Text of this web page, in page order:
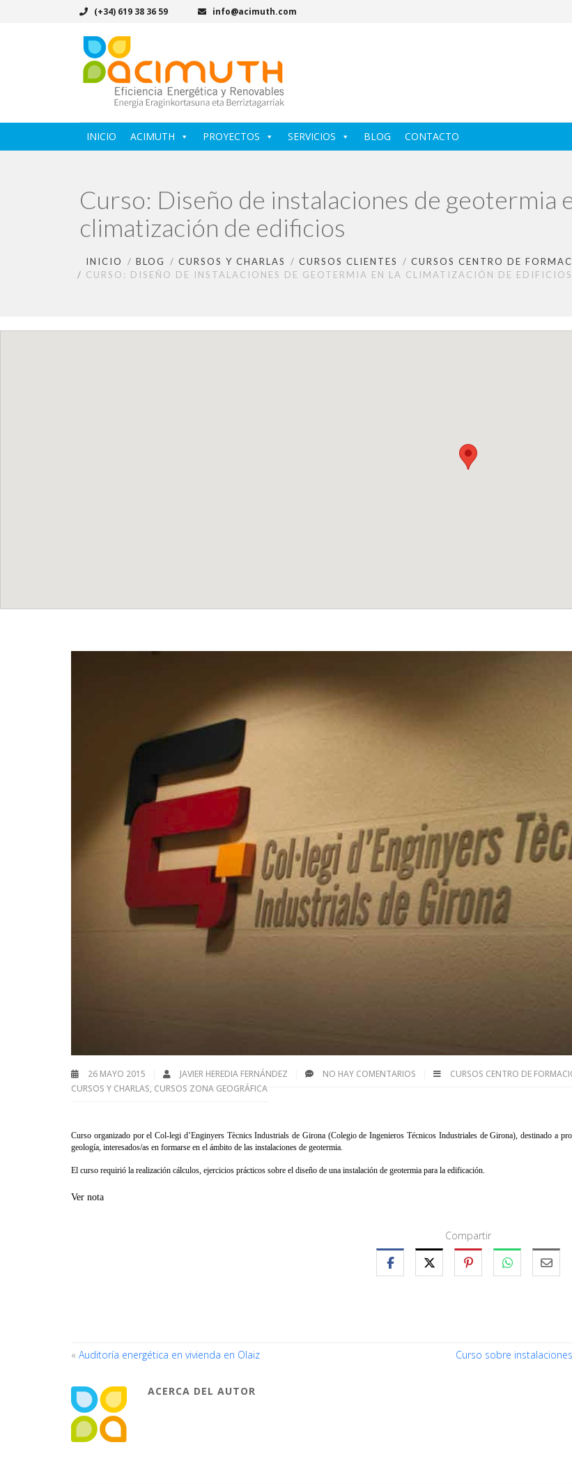
(+34) 619 38 36 59 info@acimuth.com
INICIO ACIMUTH PROYECTOS SERVICIOS BLOG CONTACTO
Curso: Diseño de instalaciones de geotermia
climatización de edificios
INICIO BLOG CURSOS Y CHARLAS CURSOS CLIENTES
CURSOS CENTRO DE
CURSO: DISEÑO DE INSTALACIONES DE GEOTERMIA EN LA CLIMATIZACIÓN DE EDIFICIOS
26 MAYO 2015 JAVIER HEREDIA FERNÁNDEZ NO HAY COMENTARIOS CURSOS CENTRO DE
CURSOS Y CHARLAS, CURSOS ZONA GEOGRÁFICA
Curso organizado por el Col-legi d’Enginyers Tècnics Industrials de Girona (Colegio de Ingenieros Técnicos Industriales de Girona), destinado a
geología, interesados/as en formarse en el ámbito de las instalaciones de geotermia.
El curso requirió la realización cálculos, ejercicios prácticos sobre el diseño de una instalación de geotermia para la edificación.
Ver nota
Compartir
« Auditoría energética en vivienda en Olaiz Curso sobre
ACERCA DEL AUTOR